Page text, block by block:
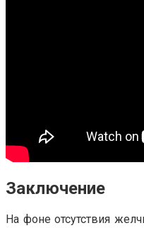
Заключение
На фоне отсутствия